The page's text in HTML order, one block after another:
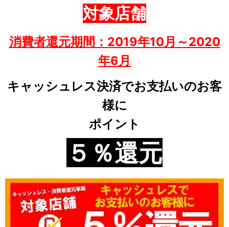
対象店舗
消費者還元期間：2019年10月～2020
年6月
キャッシュレス決済でお支払いのお客
様に
ポイント
５％還元